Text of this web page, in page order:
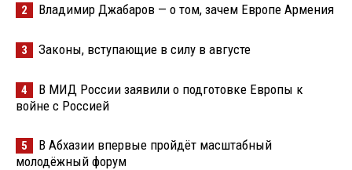
2 Владимир Джабаров — о том, зачем Европе Армения
3 Законы, вступающие в силу в августе
4
В МИД России заявили о подготовке Европы к
войне с Россией
5
В Абхазии впервые пройдёт масштабный
молодёжный форум